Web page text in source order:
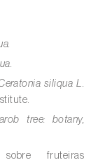
siliqua L.
tree: botany,
fruteiras